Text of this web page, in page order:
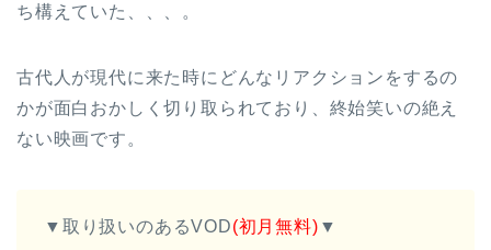
ち構えていた、、、。
古代人が現代に来た時にどんなリアクションをするの
かが面白おかしく切り取られており、終始笑いの絶え
ない映画です。
▼取り扱いのあるVOD(初月無料) ▼